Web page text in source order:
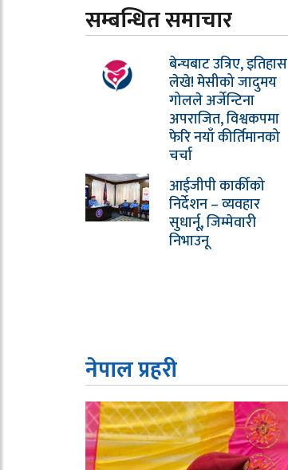
सम्बन्धित समाचार
बेन्चबाट उत्रिए, इतिहास
लेखे! मेसीको जादुमय
गोलले अर्जेन्टिना
अपराजित, विश्वकपमा
फेरि नयाँ कीर्तिमानको
चर्चा
आईजीपी कार्कीको
निर्देशन – व्यवहार
सुधार्नू, जिम्मेवारी
निभाउनू
नेपाल प्रहरी